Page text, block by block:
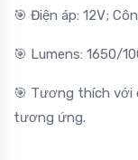
🎯 Điện áp: 12V;
🎯 Lumens: 1650/
🎯 Tương thích với
tương ứng.